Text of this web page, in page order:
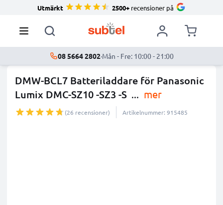
Utmärkt 2500+ recensioner på
08 5664 2802·Mån - Fre: 10:00 - 21:00
DMW-BCL7 Batteriladdare för Panasonic
Lumix DMC-SZ10 -SZ3 -S ... mer
(26 recensioner) Artikelnummer: 915485